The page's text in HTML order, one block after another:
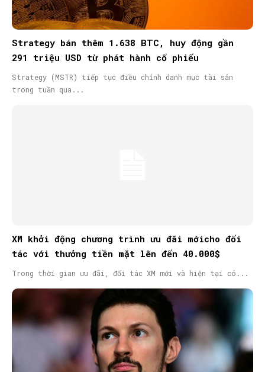
Strategy bán thêm 1.638 BTC, huy động gần
291 triệu USD từ phát hành cổ phiếu
Strategy (MSTR) tiếp tục điều chỉnh danh mục tài sản
trong tuần qua...
XM khởi động chương trình ưu đãi mớicho đối
tác với thưởng tiền mặt lên đến 40.000$
Trong thời gian ưu đãi, đối tác XM mới và hiện tại có...